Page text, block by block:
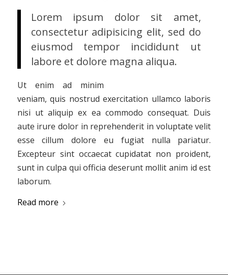
Lorem ipsum dolor sit amet,
consectetur adipisicing elit, sed do
eiusmod tempor incididunt ut
labore et dolore magna aliqua.
Ut enim ad minim
veniam, quis nostrud exercitation ullamco laboris
nisi ut aliquip ex ea commodo consequat. Duis
aute irure dolor in reprehenderit in voluptate velit
esse cillum dolore eu fugiat nulla pariatur.
Excepteur sint occaecat cupidatat non proident,
sunt in culpa qui officia deserunt mollit anim id est
laborum.
Read more